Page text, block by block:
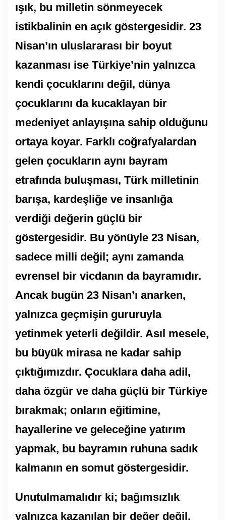
ışık, bu milletin sönmeyecek
istikbalinin en açık göstergesidir. 23
Nisan’ın uluslararası bir boyut
kazanması ise Türkiye’nin yalnızca
kendi çocuklarını değil, dünya
çocuklarını da kucaklayan bir
medeniyet anlayışına sahip olduğunu
ortaya koyar. Farklı coğrafyalardan
gelen çocukların aynı bayram
etrafında buluşması, Türk milletinin
barışa, kardeşliğe ve insanlığa
verdiği değerin güçlü bir
göstergesidir. Bu yönüyle 23 Nisan,
sadece milli değil; aynı zamanda
evrensel bir vicdanın da bayramıdır.
Ancak bugün 23 Nisan’ı anarken,
yalnızca geçmişin gururuyla
yetinmek yeterli değildir. Asıl mesele,
bu büyük mirasa ne kadar sahip
çıktığımızdır. Çocuklara daha adil,
daha özgür ve daha güçlü bir Türkiye
bırakmak; onların eğitimine,
hayallerine ve geleceğine yatırım
yapmak, bu bayramın ruhuna sadık
kalmanın en somut göstergesidir.
Unutulmamalıdır ki; bağımsızlık
yalnızca kazanılan bir değer değil,